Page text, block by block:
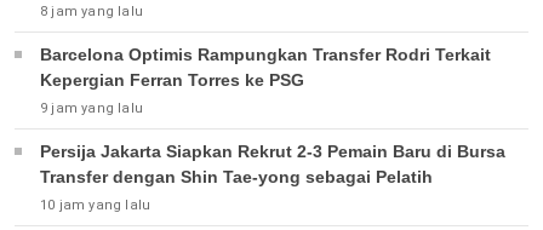
8 jam yang lalu
Barcelona Optimis Rampungkan Transfer Rodri Terkait
Kepergian Ferran Torres ke PSG
9 jam yang lalu
Persija Jakarta Siapkan Rekrut 2-3 Pemain Baru di Bursa
Transfer dengan Shin Tae-yong sebagai Pelatih
10 jam yang lalu